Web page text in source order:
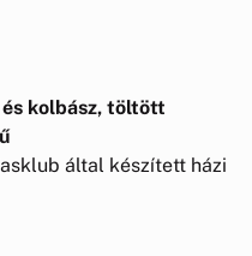
kolbász, töltött
által készített házi